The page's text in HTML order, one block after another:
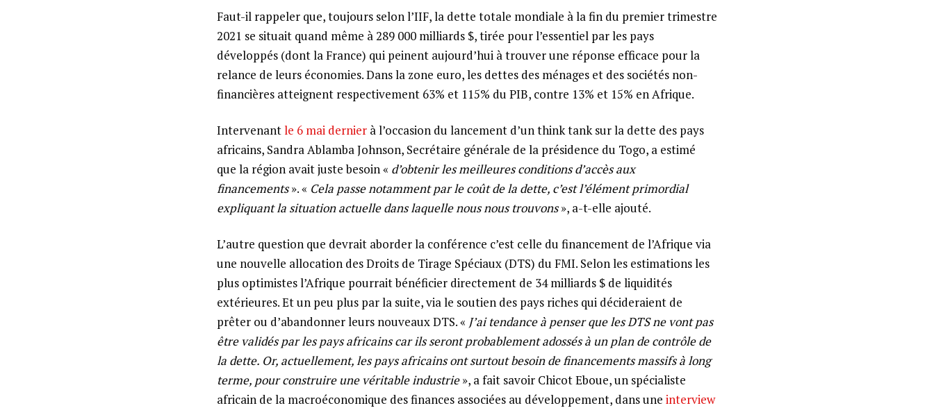
Faut-il rappeler que, toujours selon l’IIF, la dette totale mondiale à la fin du premier trimestre
2021 se situait quand même à 289 000 milliards $, tirée pour l’essentiel par les pays
développés (dont la France) qui peinent aujourd’hui à trouver une réponse efficace pour la
relance de leurs économies. Dans la zone euro, les dettes des ménages et des sociétés non-
financières atteignent respectivement 63% et 115% du PIB, contre 13% et 15% en Afrique.
Intervenantle 6 mai dernier à l’occasion du lancement d’un think tank sur la dette des pays
africains, Sandra Ablamba Johnson, Secrétaire générale de la présidence du Togo, a estimé
que la région avait juste besoin « d’obtenir les meilleures conditions d’accès aux
financements». « Cela passe notamment par le coût de la dette, c’est l’élément primordial
expliquant la situation actuelle dans laquelle nous nous trouvons», a-t-elle ajouté.
L’autre question que devrait aborder la conférence c’est celle du financement de l’Afrique via
une nouvelle allocation des Droits de Tirage Spéciaux (DTS) du FMI. Selon les estimations les
plus optimistes l’Afrique pourrait bénéficier directement de 34 milliards $ de liquidités
extérieures. Et un peu plus par la suite, via le soutien des pays riches qui décideraient de
prêter ou d’abandonner leurs nouveaux DTS. « J’ai tendance à penser que les DTS ne vont pas
être validés par les pays africains car ils seront probablement adossés à un plan de contrôle de
la dette. Or, actuellement, les pays africains ont surtout besoin de financements massifs à long
terme, pour construire une véritable industrie», a fait savoir Chicot Eboue, un spécialiste
africain de la macroéconomique des finances associées au développement, dans une interview